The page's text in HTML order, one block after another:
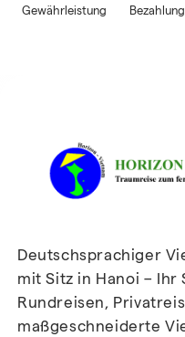
Gewährleistung
Bezahlung
Deutschsprachiger
mit Sitz in Hanoi –
Rundreisen,
maßgeschneiderte